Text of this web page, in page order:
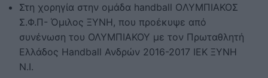
Στη χορηγία στην ομάδα handball OΛΥΜΠΙΑΚΟΣ
Σ.Φ.Π- Όμιλος ΞΥΝΗ, που προέκυψε από
συνένωση του ΟΛΥΜΠΙΑΚΟΥ με τον Πρωταθλητή
Ελλάδος Handball Ανδρών 2016-2017 ΙΕΚ ΞΥΝΗ
Ν.Ι.